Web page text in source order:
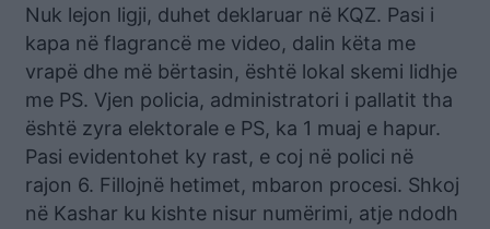
Nuk lejon ligji, duhet deklaruar në KQZ. Pasi i
kapa në flagrancë me video, dalin këta me
vrapë dhe më bërtasin, është lokal skemi lidhje
me PS. Vjen policia, administratori i pallatit tha
është zyra elektorale e PS, ka 1 muaj e hapur.
Pasi evidentohet ky rast, e coj në polici në
rajon 6. Fillojnë hetimet, mbaron procesi. Shkoj
në Kashar ku kishte nisur numërimi, atje ndodh